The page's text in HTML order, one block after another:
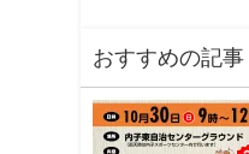
おすすめの記事